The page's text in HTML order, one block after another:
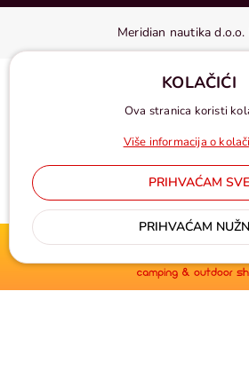
Meridian nautika d.o.o.
Cijene u eurima, pdv
KOLAČIĆI
Ova stranica koristi
Više informacija o
PRIHVAĆAM SVE
PRIHVAĆAM